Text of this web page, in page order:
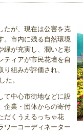
たが、現在は公害を克
。市内に残る自然環境
緑が充実し、潤いと彩
ティアが市民花壇を自
組みが評価され、
た。
て中心市街地などに設
企業・団体からの寄付
だくうえるっちゃ花
ワーコーディネーター